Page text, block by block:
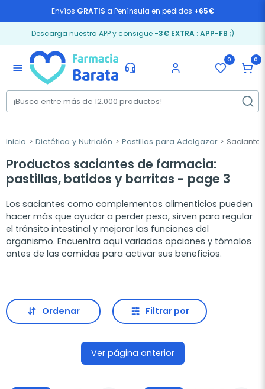
Envíos GRATIS a Península en pedidos +65€
Descarga nuestra APP y consigue -3€ EXTRA: APP-FB ;)
menu
0 0
Inicio Dietética y Nutrición Pastillas para Adelgazar Saciantes
Productos saciantes de farmacia:
pastillas, batidos y barritas - page 3
Los saciantes como complementos alimenticios pueden
hacer más que ayudar a perder peso, sirven para regular
el tránsito intestinal y mejorar las funciones del
organismo. Encuentra aquí variadas opciones y tómalos
antes de las comidas para activar sus beneficios.
Ordenar Filtrar por
Ver página anterior